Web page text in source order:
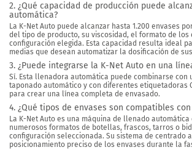
2. ¿Qué capacidad de producción puede
automática?
La K-Net Auto puede alcanzar hasta 1.200 envases
del tipo de producto, su viscosidad, el formato de los
configuración elegida. Esta capacidad resulta ideal
medias que desean automatizar la dosificación de
3. ¿Puede integrarse la K-Net Auto en una
Sí. Esta llenadora automática puede combinarse con
taponado automático y con diferentes etiquetadoras
para crear una línea completa de envasado.
4. ¿Qué tipos de envases son compatibles
La K-Net Auto es una máquina de llenado
numerosos formatos de botellas, frascos, tarros o
configuración seleccionada. Su sistema de centrado
posicionamiento preciso de los envases durante la